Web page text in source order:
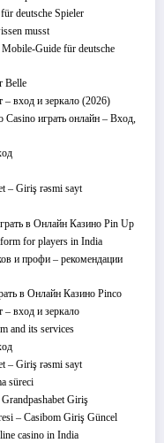
deutsche Spieler
musst
für deutsche
Belle
– вход и зеркало (2026)
играть онлайн – Вход,
– Giriş rəsmi sayt
в Онлайн Казино Pin Up
for players in India
и профи – рекомендации
в Онлайн Казино Pinco
– вход и зеркало
and its services
– Giriş rəsmi sayt
süreci
Giriş
– Casibom Giriş Güncel
casino in India